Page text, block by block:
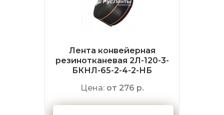
Лента конвейерная
резинотканевая 2Л-120-3-
БКНЛ-65-2-4-2-НБ
Цена: от 276 р.